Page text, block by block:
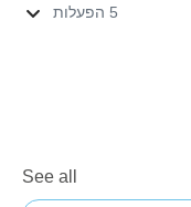
5 הפעלות
See all